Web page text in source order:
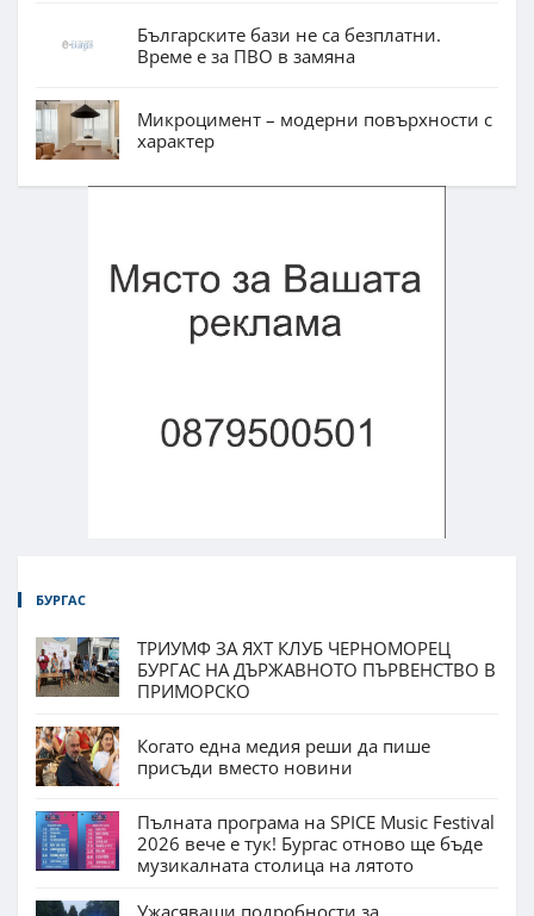
Българските бази не са безплатни.
Време е за ПВО в замяна
Микроцимент – модерни повърхности с
характер
БУРГАС
ТРИУМФ ЗА ЯХТ КЛУБ ЧЕРНОМОРЕЦ
БУРГАС НА ДЪРЖАВНОТО ПЪРВЕНСТВО В
ПРИМОРСКО
Когато една медия реши да пише
присъди вместо новини
Пълната програма на SPICE Music Festival
2026 вече е тук! Бургас отново ще бъде
музикалната столица на лятото